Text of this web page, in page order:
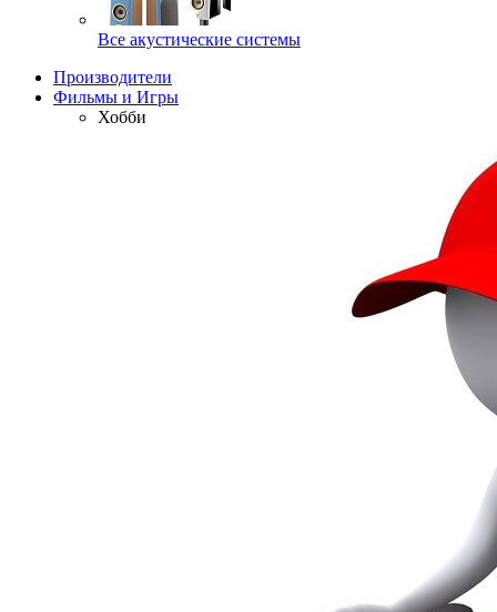
Все акустические системы
Производители
Фильмы и Игры
Хобби